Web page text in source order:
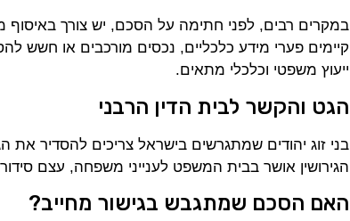
במקרים רבים, לפני חתימה על הסכם, יש צורך באיסוף
קיימים פערי מידע כלכליים, נכסים מורכבים או חשש
ייעוץ משפטי וכלכלי מתאים.
הגט והקשר לבית הדין הרבני
בני זוג יהודים שמתגרשים בישראל צריכים להסדיר
הגירושין אושר בבית המשפט לענייני משפחה, עצם
האם הסכם שמתגבש בגישור מחייב?